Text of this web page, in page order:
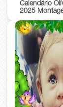
Calendário
2025